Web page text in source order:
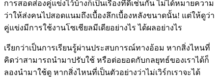
การสอดส่องคู่แข่งไว้บ้างก็เป็นเรื่องที่ดีเช่นกัน ไม่ได้หมายความ
ว่าให้ส่งคนไปสอดแนมถึงเบื้องลึกเบื้องหลังขนาดนั้น! แต่ให้ดูว่า
คู่แข่งมีการใช้งานโซเชียลมีเดียอย่างไร ได้ผลอย่างไร
เรียกว่าเป็นการเรียนรู้ผ่านประสบการณ์ทางอ้อม หากสิ่งไหนที่
คิดว่าสามารถนำมาปรับใช้ หรือต่อยอดกับกลยุทธ์ของเราได้ก็
ลองนำมาใช้ดู หากสิ่งไหนที่เป็นตัวอย่างว่าไม่เวิร์กเราจะได้